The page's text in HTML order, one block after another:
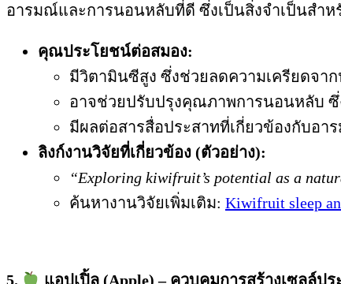
อารมณ์และการนอนหลับที่ดี ซึ่งเป็นสิ่งจำเป็นสำ
คุณประโยชน์ต่อสมอง:
มีวิตามินซีสูง ซึ่งช่วยลดความเครียดจาก
อาจช่วยปรับปรุงคุณภาพการนอนหลับ ซึ่
มีผลต่อสารสื่อประสาทที่เกี่ยวข้องกับอา
ลิงก์งานวิจัยที่เกี่ยวข้อง (ตัวอย่าง):
“Exploring kiwifruit’s potential as a
ค้นหางานวิจัยเพิ่มเติม: Kiwifruit sleep
5. แอปเปิ้ล (Apple) – ควบคุมการสร้างเซลล์ป